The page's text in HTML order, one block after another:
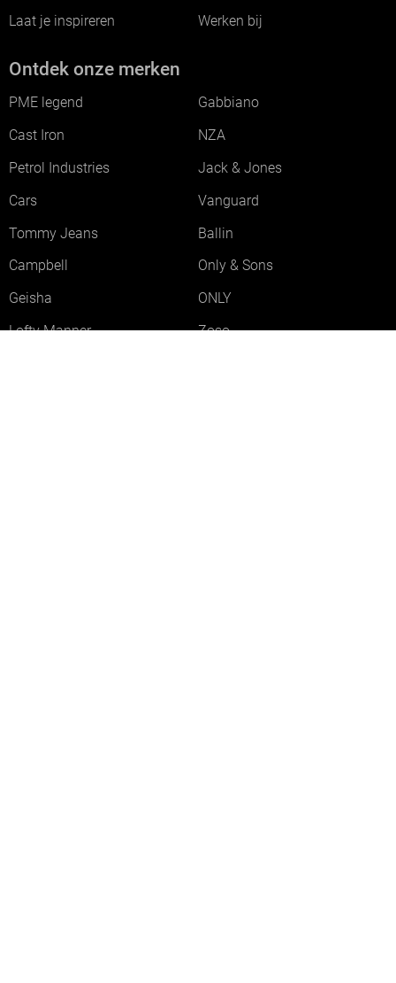
Laat je inspireren Werken bij
Ontdek onze merken
PME legend
Gabbiano
Cast Iron
NZA
Petrol Industries
Jack & Jones
Cars
Vanguard
Tommy Jeans
Ballin
Campbell
Only & Sons
Geisha
ONLY
Lofty Manner
Zoso